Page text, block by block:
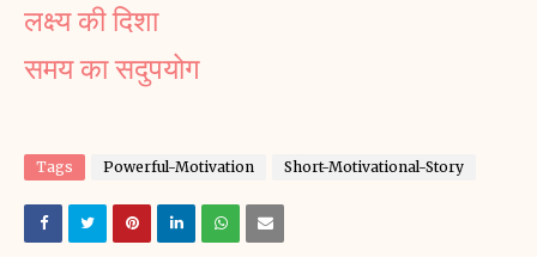
लक्ष्य की दिशा
समय का सदुपयोग
Tags Powerful-Motivation Short-Motivational-Story